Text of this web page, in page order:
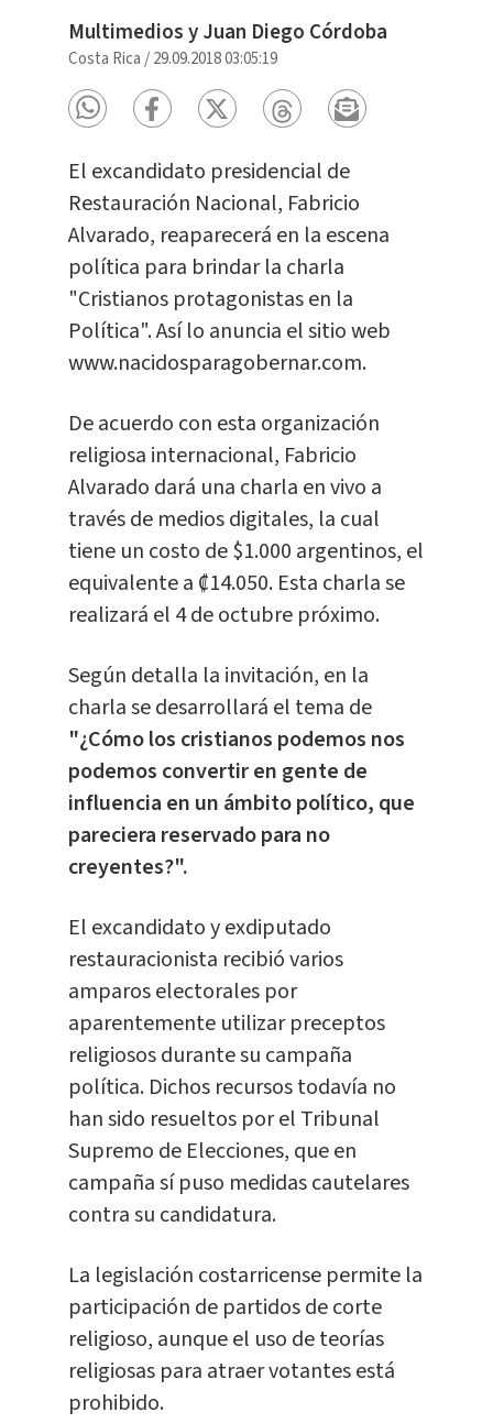
Multimedios y Juan Diego Córdoba
Costa Rica /29.09.2018 03:05:19
El excandidato presidencial de
Restauración Nacional, Fabricio
Alvarado, reaparecerá en la escena
política para brindar la charla
"Cristianos protagonistas en la
Política". Así lo anuncia el sitio web
www.nacidosparagobernar.com.
De acuerdo con esta organización
religiosa internacional, Fabricio
Alvarado dará una charla en vivo a
través de medios digitales, la cual
tiene un costo de $1.000 argentinos, el
equivalente a ₡14.050. Esta charla se
realizará el 4 de octubre próximo.
Según detalla la invitación, en la
charla se desarrollará el tema de
"¿Cómo los cristianos podemos nos
podemos convertir en gente de
influencia en un ámbito político, que
pareciera reservado para no
creyentes?".
El excandidato y exdiputado
restauracionista recibió varios
amparos electorales por
aparentemente utilizar preceptos
religiosos durante su campaña
política. Dichos recursos todavía no
han sido resueltos por el Tribunal
Supremo de Elecciones, que en
campaña sí puso medidas cautelares
contra su candidatura.
La legislación costarricense permite la
participación de partidos de corte
religioso, aunque el uso de teorías
religiosas para atraer votantes está
prohibido.